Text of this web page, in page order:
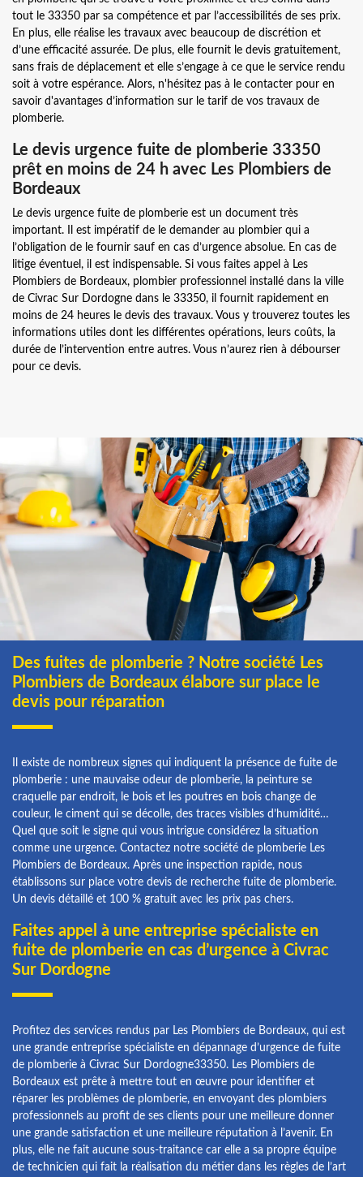
tout le 33350 par sa compétence et par l’accessibilités de ses prix.
En plus, elle réalise les travaux avec beaucoup de discrétion et
d’une efficacité assurée. De plus, elle fournit le devis gratuitement,
sans frais de déplacement et elle s’engage à ce que le service rendu
soit à votre espérance. Alors, n'hésitez pas à le contacter pour en
savoir d'avantages d’information sur le tarif de vos travaux de
plomberie.
Le devis urgence fuite de plomberie 33350
prêt en moins de 24 h avec Les Plombiers de
Bordeaux
Le devis urgence fuite de plomberie est un document très
important. Il est impératif de le demander au plombier qui a
l’obligation de le fournir sauf en cas d’urgence absolue. En cas de
litige éventuel, il est indispensable. Si vous faites appel à Les
Plombiers de Bordeaux, plombier professionnel installé dans la ville
de Civrac Sur Dordogne dans le 33350, il fournit rapidement en
moins de 24 heures le devis des travaux. Vous y trouverez toutes les
informations utiles dont les différentes opérations, leurs coûts, la
durée de l’intervention entre autres. Vous n’aurez rien à débourser
pour ce devis.
Des fuites de plomberie ? Notre société Les
Plombiers de Bordeaux élabore sur place le
devis pour réparation
Il existe de nombreux signes qui indiquent la présence de fuite de
plomberie : une mauvaise odeur de plomberie, la peinture se
craquelle par endroit, le bois et les poutres en bois change de
couleur, le ciment qui se décolle, des traces visibles d’humidité…
Quel que soit le signe qui vous intrigue considérez la situation
comme une urgence. Contactez notre société de plomberie Les
Plombiers de Bordeaux. Après une inspection rapide, nous
établissons sur place votre devis de recherche fuite de plomberie.
Un devis détaillé et 100 % gratuit avec les prix pas chers.
Faites appel à une entreprise spécialiste en
fuite de plomberie en cas d’urgence à Civrac
Sur Dordogne
Profitez des services rendus par Les Plombiers de Bordeaux, qui est
une grande entreprise spécialiste en dépannage d’urgence de fuite
de plomberie à Civrac Sur Dordogne33350. Les Plombiers de
Bordeaux est prête à mettre tout en œuvre pour identifier et
réparer les problèmes de plomberie, en envoyant des plombiers
professionnels au profit de ses clients pour une meilleure donner
une grande satisfaction et une meilleure réputation à l’avenir. En
plus, elle ne fait aucune sous-traitance car elle a sa propre équipe
de technicien qui fait la réalisation du métier dans les règles de l’art